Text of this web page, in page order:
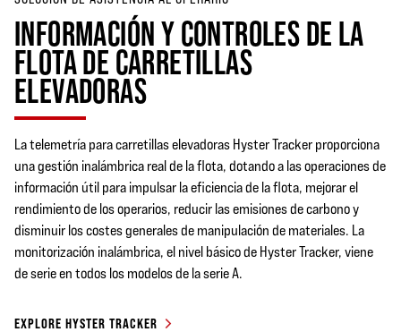
INFORMACIÓN Y CONTROLES DE LA
FLOTA DE CARRETILLAS
ELEVADORAS
La telemetría para carretillas elevadoras Hyster Tracker proporciona
una gestión inalámbrica real de la flota, dotando a las operaciones de
información útil para impulsar la eficiencia de la flota, mejorar el
rendimiento de los operarios, reducir las emisiones de carbono y
disminuir los costes generales de manipulación de materiales. La
monitorización inalámbrica, el nivel básico de Hyster Tracker, viene
de serie en todos los modelos de la serie A.
EXPLORE HYSTER TRACKER